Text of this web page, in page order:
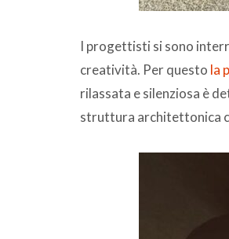
I progettisti si sono
creatività. Per questo la
rilassata e silenziosa è
struttura architettonica